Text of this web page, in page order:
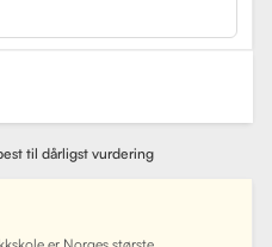
til dårligst vurdering